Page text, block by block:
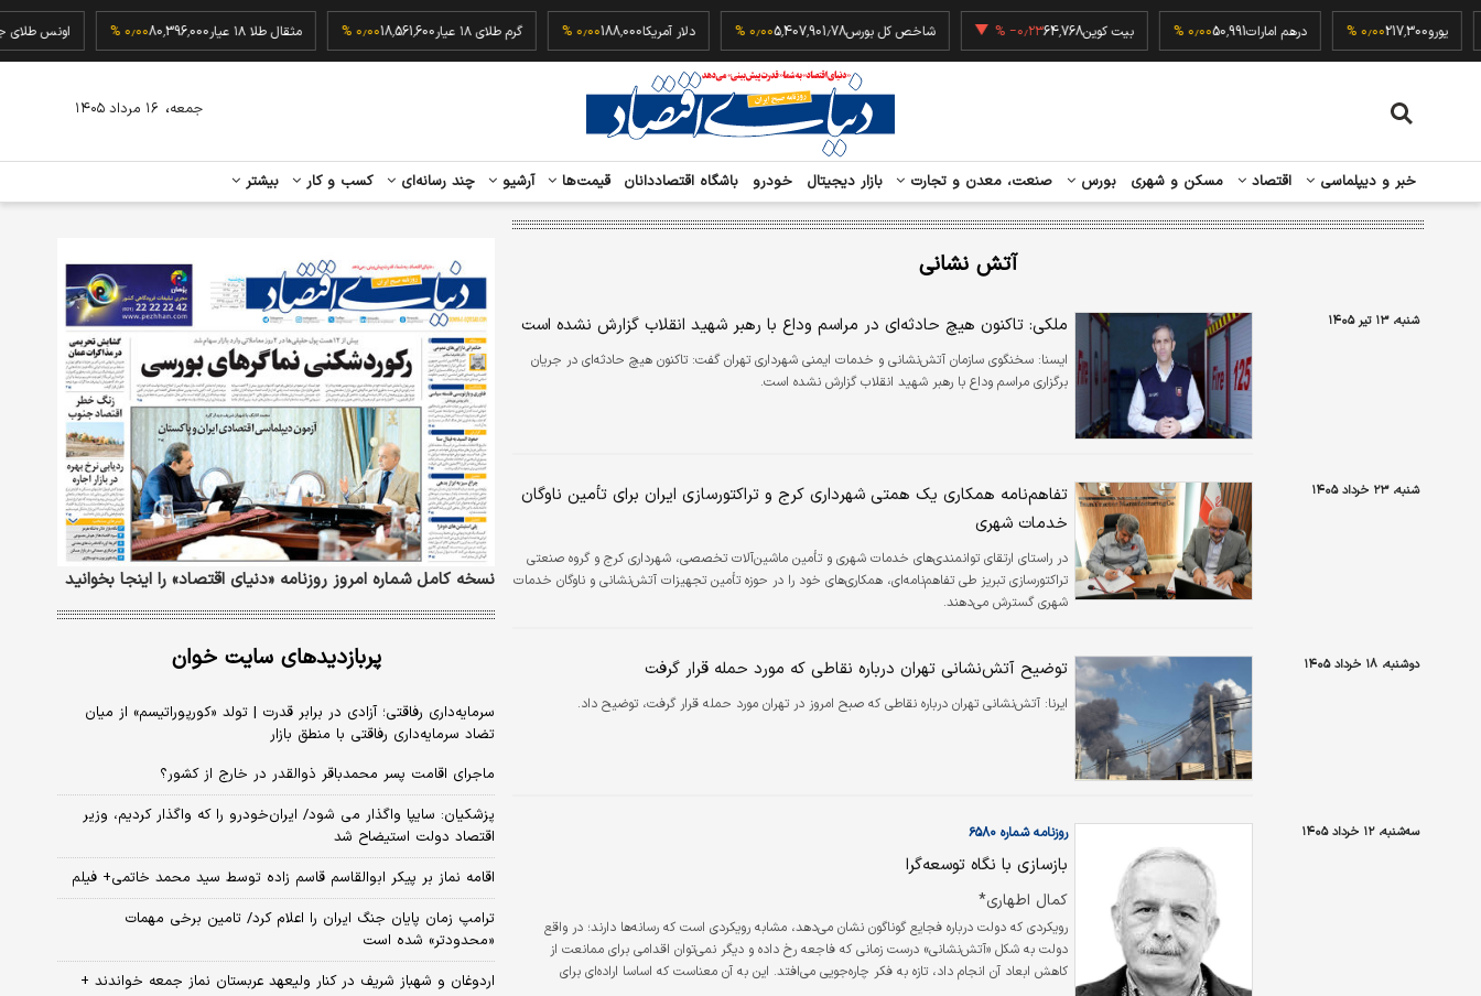
یورو217,300 درهم امارات50,991 بیت کوین64,768‎−۰٫۲۳ % شاخص کل بورس5,407,901.78 دلار آمریکا188,000 گرم طلای ۱۸ عیار 18,561,600 مثقال طلا ۱۸ عیار 80,396,000
خبر و دیپلماسی اقتصاد مسکن و شهری بورس صنعت، معدن و تجارت بازار دیجیتال خودرو باشگاه اقتصاددانان قیمت‌ها آرشیو چند رسانه‌ای کسب و کار بیشتر
جمعه، ۱۶ مرداد ۱۴۰۵
آتش نشانی
شنبه، ۱۳ تیر ۱۴۰۵ ملکی: تاکنون هیچ حادثه‌ای در مراسم وداع با رهبر شهید انقلاب گزارش نشده است
ايسنا: سخنگوی سازمان آتش‌نشانی و خدمات ایمنی شهرداری تهران گفت: تاکنون هیچ‌ حادثه‌ای در جریان
برگزاری مراسم وداع با رهبر شهید انقلاب گزارش نشده است.
شنبه، ۲۳ خرداد ۱۴۰۵
تفاهم‌نامه همکاری یک همتی شهرداری کرج و تراکتورسازی ایران برای تأمین ناوگان
خدمات شهری
در راستای ارتقای توانمندی‌های خدمات شهری و تأمین ماشین‌آلات تخصصی، شهرداری کرج و گروه صنعتی
تراکتورسازی تبریز طی تفاهم‌نامه‌ای، همکاری‌های خود را در حوزه تأمین تجهیزات آتش‌نشانی و ناوگان خدمات
شهری گسترش می‌دهند.
دوشنبه، ۱۸ خرداد ۱۴۰۵ توضیح آتش‌نشانی تهران درباره نقاطی که مورد حمله قرار گرفت
ایرنا: آتش‌نشانی تهران درباره نقاطی که صبح امروز در تهران مورد حمله قرار گرفت، توضیح داد.
سه‌شنبه، ۱۲ خرداد ۱۴۰۵ روزنامه شماره ۶۵۸۰
بازسازی با نگاه توسعه‌گرا
کمال اطهاری*
رویکردی که دولت درباره فجایع گوناگون نشان می‌دهد، مشابه رویکردی است که رسانه‌ها دارند؛ در واقع
دولت به شکل «آتش‌نشانی» درست زمانی که فاجعه رخ داده و دیگر نمی‌توان اقدامی برای ممانعت از
کاهش ابعاد آن انجام داد، تازه به فکر چاره‌جویی می‌افتد. این به آن معناست که اساسا اراده‌ای برای
نسخه کامل شماره امروز روزنامه «دنیای‌ اقتصاد» را اینجا بخوانید
پربازدیدهای سایت خوان
سرمایه‌داری رفاقتی؛ آزادی در برابر قدرت | تولد «کورپوراتیسم» از میان
تضاد سرمایه‌داری رفاقتی با منطق بازار
ماجرای اقامت پسر محمدباقر ذوالقدر در خارج از کشور؟
پزشکیان: سایپا واگذار می شود/ ایران‌خودرو را که واگذار کردیم، وزیر
اقتصاد دولت استیضاح شد
اقامه نماز بر پیکر ابوالقاسم قاسم زاده توسط سید محمد خاتمی+ فیلم
ترامپ زمان پایان جنگ ایران را اعلام کرد/ تامین برخی مهمات
«محدودتر» شده است
اردوغان و شهباز شریف در کنار ولیعهد عربستان نماز جمعه خواندند +